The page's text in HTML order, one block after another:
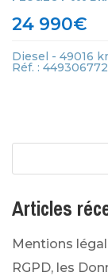
24 990€
Diesel - 49016
Réf. :
Articles
Mentions
RGPD, les